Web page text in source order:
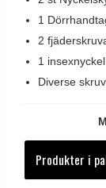
Turnstyle
Trädörrhandtag
Dörrhandtag
1
2
1 insexnyckel
Diverse
Produkter i